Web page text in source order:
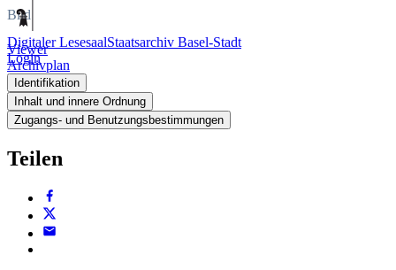
Digitaler LesesaalStaatsarchiv Basel-Stadt
Login
Bild
Viewer
Archivplan
Identifikation
Inhalt und innere Ordnung
Zugangs- und Benutzungsbestimmungen
Teilen